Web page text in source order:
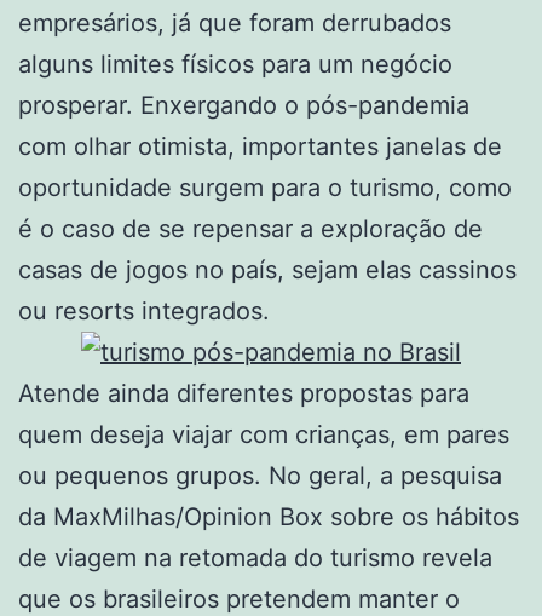
empresários, já que foram derrubados
alguns limites físicos para um negócio
prosperar. Enxergando o pós-pandemia
com olhar otimista, importantes janelas de
oportunidade surgem para o turismo, como
é o caso de se repensar a exploração de
casas de jogos no país, sejam elas cassinos
ou resorts integrados.
Atende ainda diferentes propostas para
quem deseja viajar com crianças, em pares
ou pequenos grupos. No geral, a pesquisa
da MaxMilhas/Opinion Box sobre os hábitos
de viagem na retomada do turismo revela
que os brasileiros pretendem manter o